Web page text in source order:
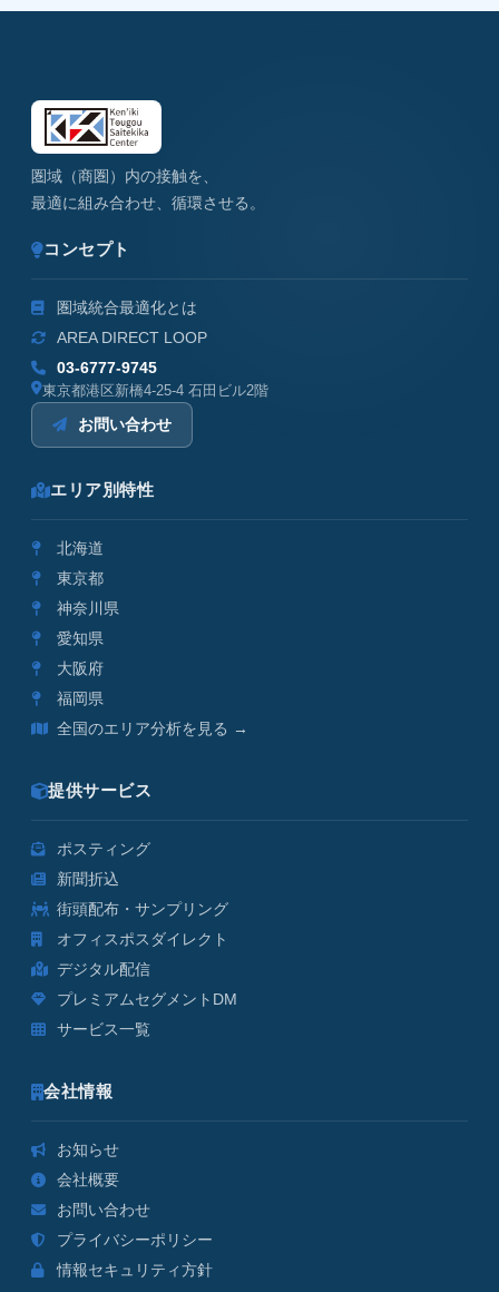
圏域（商圏）内の接触を、
最適に組み合わせ、循環させる。
コンセプト
圏域統合最適化とは
AREA DIRECT LOOP
03-6777-9745
東京都港区新橋4-25-4 石田ビル2階
お問い合わせ
エリア別特性
北海道
東京都
神奈川県
愛知県
大阪府
福岡県
全国のエリア分析を見る →
提供サービス
ポスティング
新聞折込
街頭配布・サンプリング
オフィスポスダイレクト
デジタル配信
プレミアムセグメントDM
サービス一覧
会社情報
お知らせ
会社概要
お問い合わせ
プライバシーポリシー
情報セキュリティ方針